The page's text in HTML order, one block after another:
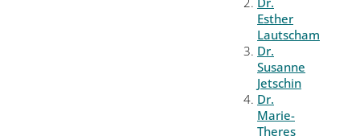
Esther
Lautscham
Dr.
Susanne
Jetschin
Dr.
Marie-
Theres